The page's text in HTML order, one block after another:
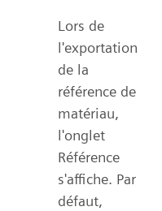
Lors de
l'exportation
de la
référence de
matériau,
l'onglet
Référence
s'affiche. Par
défaut,